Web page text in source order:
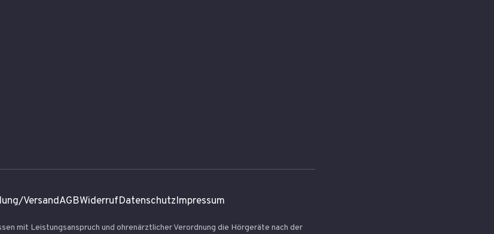
VersandAGBWiderrufDatenschutzImpressum
mit Leistungsanspruch und ohrenärztlicher Verordnung die Hörgeräte nach der